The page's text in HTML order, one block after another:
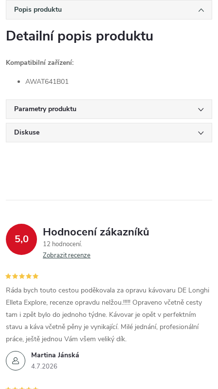
Popis produktu
Detailní popis produktu
Kompatibilní zařízení:
AWAT641B01
Parametry produktu
Diskuse
5,0 Hodnocení zákazníků
12 hodnocení
Zobrazit recenze
Martina Jánská
4.7.2026
Ráda bych touto cestou poděkovala za opravu kávovaru DE Longhi
Elleta Explore, recenze opravdu nelžou.!!!!! Opraveno včetně cesty
tam i zpět bylo do jednoho týdne. Kávovar je opět v perfektním
stavu a káva včetně pěny je vynikající. Milé jednání, profesionální
práce, ještě jednou Vám všem veliký dík.